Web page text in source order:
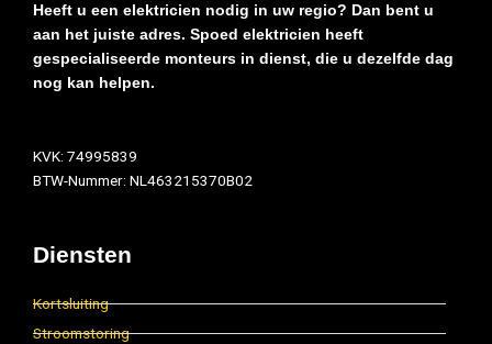
Heeft u een elektricien nodig in uw regio? Dan bent u
aan het juiste adres. Spoed elektricien heeft
gespecialiseerde monteurs in dienst, die u dezelfde dag
nog kan helpen.
KVK: 74995839
BTW-Nummer: NL463215370B02
Diensten
Kortsluiting
Stroomstoring